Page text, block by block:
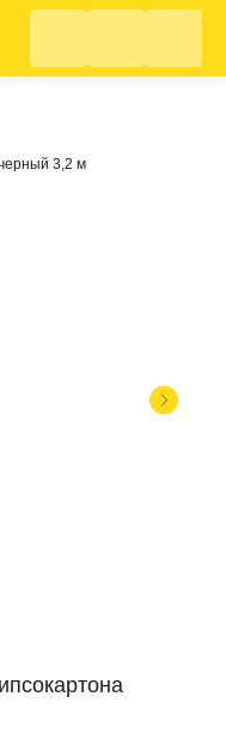
3,2 м